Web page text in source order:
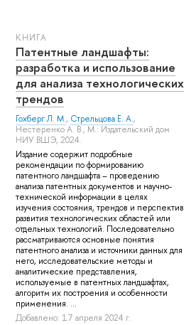
КНИГА
Патентные ландшафты:
разработка и использование
для анализа технологических
трендов
Гохберг Л. М., Стрельцова Е. А.,
Нестеренко А. В., М.: Издательский дом
НИУ ВШЭ, 2024.
Издание содержит подробные
рекомендации по формированию
патентного ландшафта – проведению
анализа патентных документов и научно-
технической информации в целях
изучения состояния, трендов и перспектив
развития технологических областей или
отдельных технологий. Последовательно
рассматриваются основные понятия
патентного анализа и источники данных для
него, исследовательские методы и
аналитические представления,
используемые в патентных ландшафтах,
алгоритм их построения и особенности
применения. ...
Добавлено: 17 апреля 2024 г.